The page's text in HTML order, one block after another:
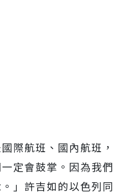
際航班、國內航班，
定會鼓掌。因為我們
」許吉如的以色列同